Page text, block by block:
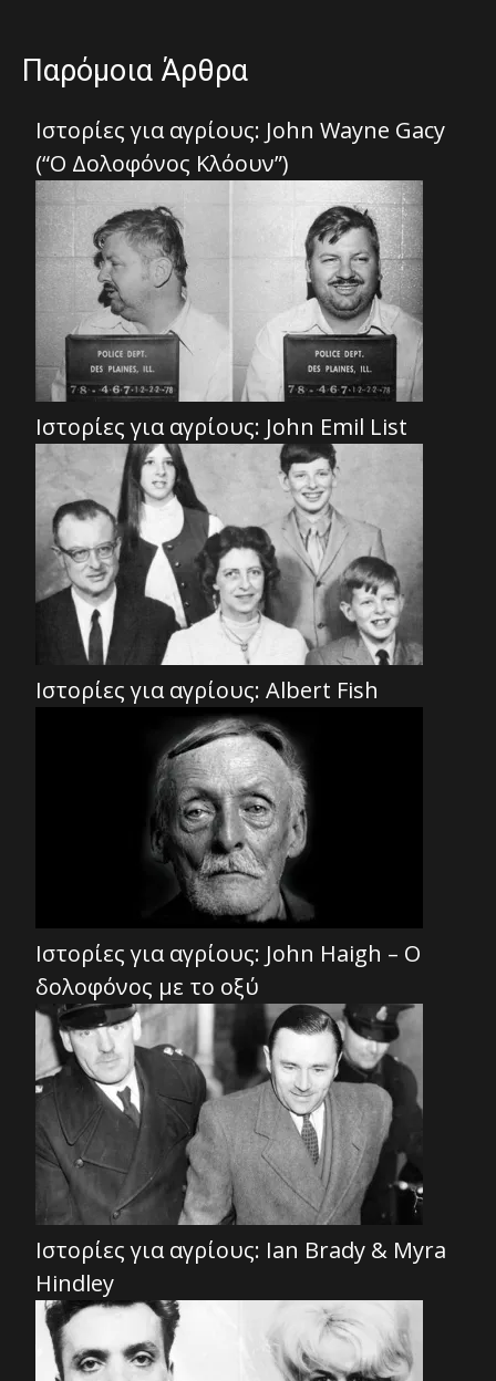
Παρόμοια Άρθρα
Ιστορίες για αγρίους: John Wayne Gacy
(“Ο Δολοφόνος Κλόουν”)
Ιστορίες για αγρίους: John Emil List
Ιστορίες για αγρίους: Albert Fish
Ιστορίες για αγρίους: John Haigh – Ο
δολοφόνος με το οξύ
Ιστορίες για αγρίους: Ian Brady & Myra
Hindley